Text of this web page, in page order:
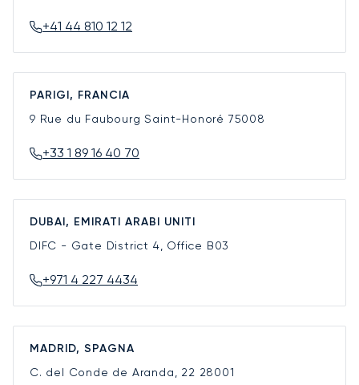
+41 44 810 12 12
PARIGI, FRANCIA
9 Rue du Faubourg Saint-Honoré 75008
+33 1 89 16 40 70
DUBAI, EMIRATI ARABI UNITI
DIFC - Gate District 4, Office B03
+971 4 227 4434
MADRID, SPAGNA
C. del Conde de Aranda, 22 28001